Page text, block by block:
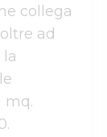
collega
ad
mq.